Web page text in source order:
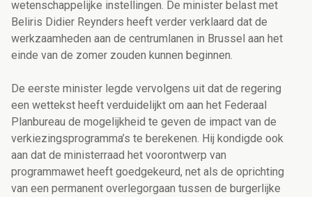
wetenschappelijke instellingen. De minister belast met
Beliris Didier Reynders heeft verder verklaard dat de
werkzaamheden aan de centrumlanen in Brussel aan het
einde van de zomer zouden kunnen beginnen.
De eerste minister legde vervolgens uit dat de regering
een wettekst heeft verduidelijkt om aan het Federaal
Planbureau de mogelijkheid te geven de impact van de
verkiezingsprogramma’s te berekenen. Hij kondigde ook
aan dat de ministerraad het voorontwerp van
programmawet heeft goedgekeurd, net als de oprichting
van een permanent overlegorgaan tussen de burgerlijke